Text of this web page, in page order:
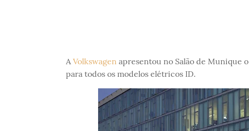
A Volkswagen apresentou no Salão de Munique
para todos os modelos elétricos ID.